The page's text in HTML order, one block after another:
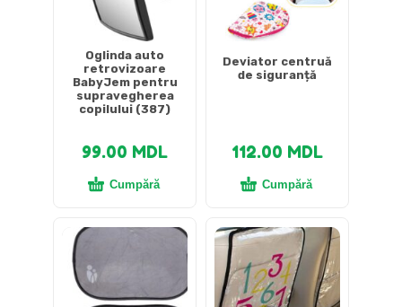
Oglinda auto
retrovizoare
BabyJem pentru
supravegherea
copilului (387)
99.00 MDL
Cumpără
Deviator centruă
de siguranță
112.00 MDL
Cumpără